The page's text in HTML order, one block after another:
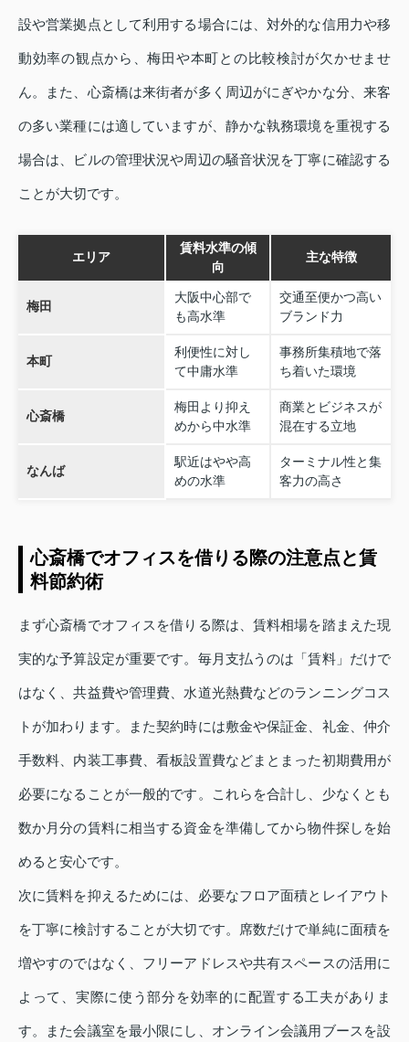
設や営業拠点として利用する場合には、対外的な信用力や移
動効率の観点から、梅田や本町との比較検討が欠かせませ
ん。また、心斎橋は来街者が多く周辺がにぎやかな分、来客
の多い業種には適していますが、静かな執務環境を重視する
場合は、ビルの管理状況や周辺の騒音状況を丁寧に確認する
ことが大切です。
エリア
賃料水準の傾
向
主な特徴
梅田
大阪中心部で
も高水準
交通至便かつ高い
ブランド力
本町
利便性に対し
て中庸水準
事務所集積地で落
ち着いた環境
心斎橋
梅田より抑え
めから中水準
商業とビジネスが
混在する立地
なんば
駅近はやや高
めの水準
ターミナル性と集
客力の高さ
心斎橋でオフィスを借りる際の注意点と賃
料節約術
まず心斎橋でオフィスを借りる際は、賃料相場を踏まえた現
実的な予算設定が重要です。毎月支払うのは「賃料」だけで
はなく、共益費や管理費、水道光熱費などのランニングコス
トが加わります。また契約時には敷金や保証金、礼金、仲介
手数料、内装工事費、看板設置費などまとまった初期費用が
必要になることが一般的です。これらを合計し、少なくとも
数か月分の賃料に相当する資金を準備してから物件探しを始
めると安心です。
次に賃料を抑えるためには、必要なフロア面積とレイアウト
を丁寧に検討することが大切です。席数だけで単純に面積を
増やすのではなく、フリーアドレスや共有スペースの活用に
よって、実際に使う部分を効率的に配置する工夫がありま
す。また会議室を最小限にし、オンライン会議用ブースを設